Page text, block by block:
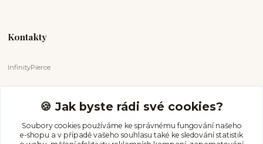
Kontakty
InfinityPierce
+420 731 681 038
(Po-Ne, 9-18 hod.)
info@infinitypierce.cz
🍪 Jak byste rádi své cookies?
Soubory cookies používáme ke správnému fungování našeho
e-shopu a v případě vašeho souhlasu také ke sledování statistik